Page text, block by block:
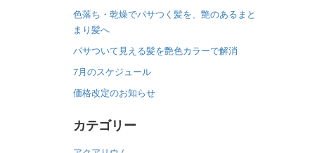
色落ち・乾燥でパサつく髪を、艶のあるまと
まり髪へ
パサついて見える髪を艶色カラーで解消
7月のスケジュール
価格改定のお知らせ
カテゴリー